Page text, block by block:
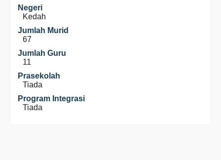
Negeri
Kedah
Jumlah Murid
67
Jumlah Guru
11
Prasekolah
Tiada
Program Integrasi
Tiada